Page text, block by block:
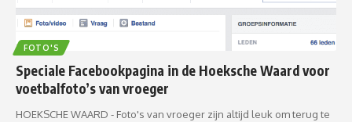
FOTO'S
Speciale Facebookpagina in de Hoeksche Waard voor
voetbalfoto’s van vroeger
HOEKSCHE WAARD - Foto's van vroeger zijn altijd leuk om terug te